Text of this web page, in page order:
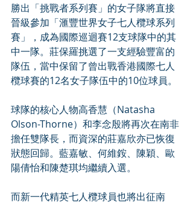
勝出「挑戰者系列賽」的女子隊將直接
晉級參加「滙豐世界女子七人欖球系列
賽」，成為國際巡迴賽12支球隊中的其
中一隊。莊保羅挑選了一支經驗豐富的
隊伍，當中保留了曾出戰香港國際七人
欖球賽的12名女子隊伍中的10位球員。
球隊的核心人物高香慧（Natasha
Olson-Thorne）和李念殷將再次在南非
擔任雙隊長，而資深的莊嘉欣亦已恢復
狀態回歸。藍嘉敏、何維銨、陳穎、歐
陽倩怡和陳楚琪均繼續入選。
而新一代精英七人欖球員也將出征南